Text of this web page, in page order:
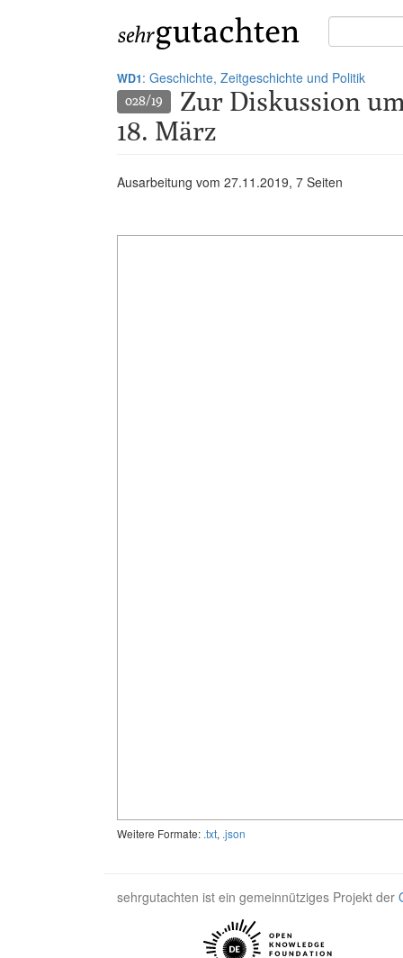
Suche
in
WD1: Geschichte, Zeitgeschichte und Politik
028/19
Zur Diskussion
18. März
Ausarbeitung vom 27.11.2019, 7 Seiten
Weitere Formate: .txt, .json
sehrgutachten ist ein gemeinnütziges Projekt der